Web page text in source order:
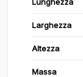
Larghezza
Altezza
Massa